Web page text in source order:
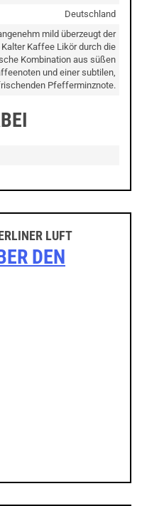
Deutschland
mild überzeugt der
Kaffee Likör durch die
Kombination aus süßen
und einer subtilen,
Pfefferminznote.
LUFT
DEN